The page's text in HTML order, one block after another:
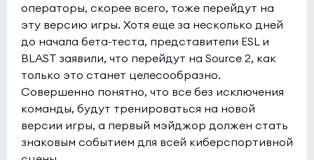
операторы, скорее всего, тоже перейдут на
эту версию игры. Хотя еще за несколько дней
до начала бета-теста, представители ESL и
BLAST заявили, что перейдут на Source 2, как
только это станет целесообразно.
Совершенно понятно, что все без исключения
команды, будут тренироваться на новой
версии игры, а первый мэйджор должен стать
знаковым событием для всей киберспортивной